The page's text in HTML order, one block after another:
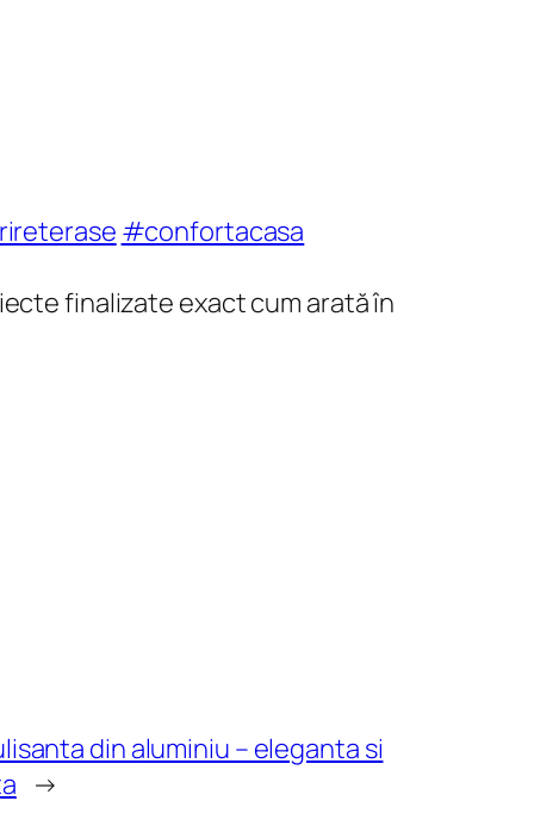
#confortacasa
finalizate exact cum arată în
din aluminiu – eleganta si
→